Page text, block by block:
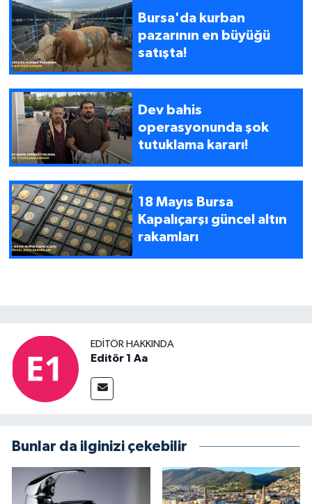
Bursa'da kurban
pazarının en büyüğü
satışta!
Dev bahis
operasyonunda şok
tutuklama kararı!
18 Mayıs Bursa
Kapalıçarşı güncel altın
rakamları
EDITÖR HAKKINDA
Editör 1 Aa
Bunlar da ilginizi çekebilir